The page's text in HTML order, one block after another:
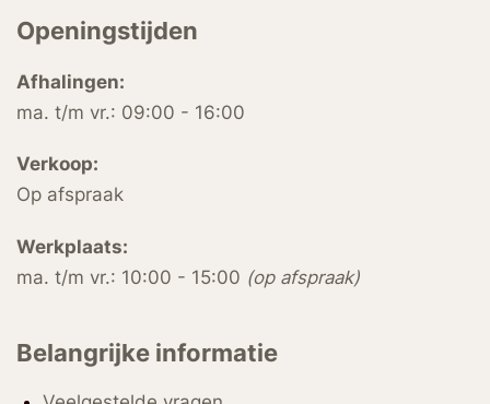
Openingstijden
Afhalingen:
ma. t/m vr.: 09:00 - 16:00
Verkoop:
Op afspraak
Werkplaats:
ma. t/m vr.: 10:00 - 15:00 (op afspraak)
Belangrijke informatie